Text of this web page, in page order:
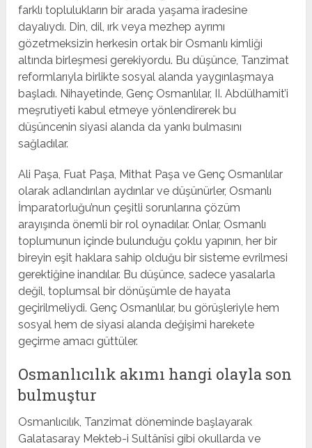
farklı toplulukların bir arada yaşama iradesine
dayalıydı. Din, dil, ırk veya mezhep ayrımı
gözetmeksizin herkesin ortak bir Osmanlı kimliği
altında birleşmesi gerekiyordu. Bu düşünce, Tanzimat
reformlarıyla birlikte sosyal alanda yaygınlaşmaya
başladı. Nihayetinde, Genç Osmanlılar, II. Abdülhamit’i
meşrutiyeti kabul etmeye yönlendirerek bu
düşüncenin siyasi alanda da yankı bulmasını
sağladılar.
Ali Paşa, Fuat Paşa, Mithat Paşa ve Genç Osmanlılar
olarak adlandırılan aydınlar ve düşünürler, Osmanlı
İmparatorluğu’nun çeşitli sorunlarına çözüm
arayışında önemli bir rol oynadılar. Onlar, Osmanlı
toplumunun içinde bulunduğu çoklu yapının, her bir
bireyin eşit haklara sahip olduğu bir sisteme evrilmesi
gerektiğine inandılar. Bu düşünce, sadece yasalarla
değil, toplumsal bir dönüşümle de hayata
geçirilmeliydi. Genç Osmanlılar, bu görüşleriyle hem
sosyal hem de siyasi alanda değişimi harekete
geçirme amacı güttüler.
Osmanlıcılık akımı hangi olayla son
bulmuştur
Osmanlıcılık, Tanzimat döneminde başlayarak
Galatasaray Mekteb-i Sultânîsi gibi okullarda ve